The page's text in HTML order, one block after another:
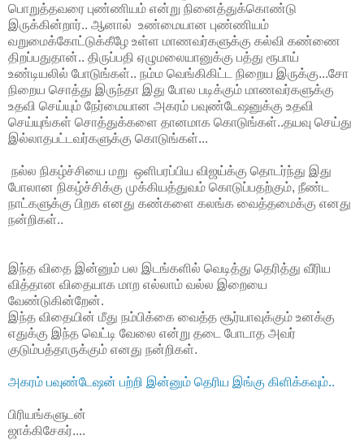
பொறுத்தவரை புண்ணியம் என்று நினைத்துக்கொண்டு
இருக்கின்றார்.. ஆனால் உண்மையான புண்ணியம்
வறுமைக்கோட்டுக்கீழே உள்ள மாணவர்களுக்கு கல்வி கண்ணை
திறப்பதுதான்.. திருப்பதி ஏழுமலையானுக்கு பத்து ரூபாய்
உண்டியலில் போடுங்கள்.. நம்ம வெங்கிகிட்ட நிறைய இருக்கு...சோ
நிறைய சொத்து இருந்தா இது போல படிக்கும் மாணவர்களுக்கு
உதவி செய்யும் நேர்மையான அகரம் பவுண்டேஷனுக்கு உதவி
செய்யுங்கள் சொத்துக்களை தானமாக கொடுங்கள்..தயவு செய்து
இல்லாதபட்டவர்களுக்கு கொடுங்கள்...
நல்ல நிகழ்ச்சியை மறு ஒளிபரப்பிய விஜய்க்கு தொடர்ந்து இது
போலான நிகழ்ச்சிக்கு முக்கியத்துவம் கொடுப்பதற்கும், நீண்ட
நாட்களுக்கு பிறக எனது கண்களை கலங்க வைத்தமைக்கு எனது
நன்றிகள்..
இந்த விதை இன்னும் பல இடங்களில் வெடித்து தெரித்து வீரிய
வித்தான விதையாக மாற எல்லாம் வல்ல இறையை
வேண்டுகின்றேன்.
இந்த விதையின் மீது நம்பிக்கை வைத்த சூர்யாவுக்கும் உனக்கு
எதுக்கு இந்த வெட்டி வேலை என்று தடை போடாத அவர்
குடும்பத்தாருக்கும் எனது நன்றிகள்.
அகரம் பவுண்டேஷன் பற்றி இன்னும் தெரிய இங்கு கிளிக்கவும்..
பிரியங்களுடன்
ஜாக்கிசேகர்....